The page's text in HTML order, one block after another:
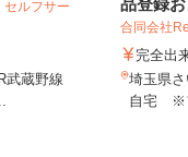
ルフサー
武蔵野線
合同会社
完全出
埼玉県
自宅 ※